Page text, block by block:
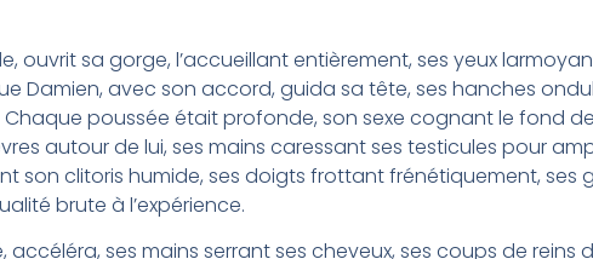
ouvrit sa gorge, l’accueillant entièrement, ses yeux
Damien, avec son accord, guida sa tête, ses hanches
poussée était profonde, son sexe cognant le fond
autour de lui, ses mains caressant ses testicules pour
son clitoris humide, ses doigts frottant frénétiquement, ses
brute à l’expérience.
accéléra, ses mains serrant ses cheveux, ses coups de reins